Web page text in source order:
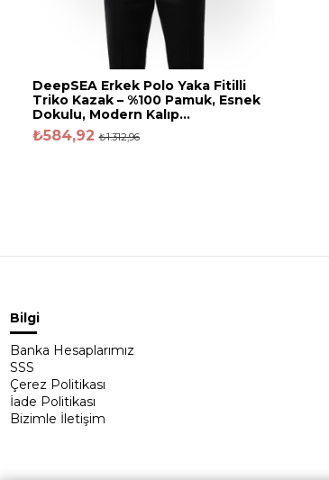
DeepSEA Erkek Polo Yaka Fitilli
Triko Kazak – %100 Pamuk, Esnek
Dokulu, Modern Kalıp...
₺584,92₺1.312,96
Bilgi
Banka Hesaplarımız
SSS
Çerez Politikası
İade Politikası
Bizimle İletişim